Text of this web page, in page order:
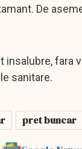
De
fara
sanitare.
pret buncar